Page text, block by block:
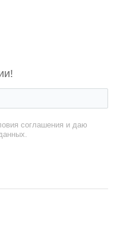
соглашения и даю